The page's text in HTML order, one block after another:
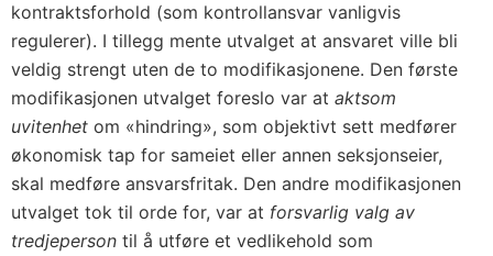
kontraktsforhold (som kontrollansvar vanligvis
regulerer). I tillegg mente utvalget at ansvaret ville bli
veldig strengt uten de to modifikasjonene. Den første
modifikasjonen utvalget foreslo var at aktsom
uvitenhet om «hindring», som objektivt sett medfører
økonomisk tap for sameiet eller annen seksjonseier,
skal medføre ansvarsfritak. Den andre modifikasjonen
utvalget tok til orde for, var at forsvarlig valg av
tredjeperson til å utføre et vedlikehold som